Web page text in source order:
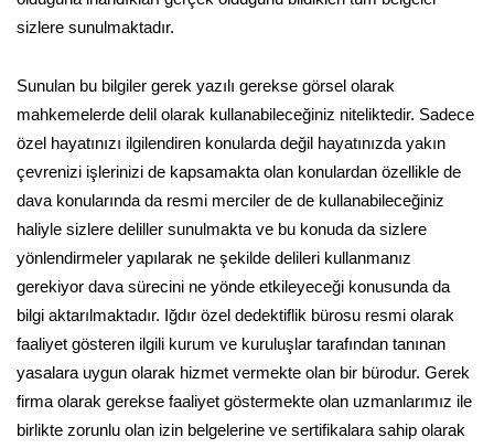
sizlere sunulmaktadır.
Sunulan bu bilgiler gerek yazılı gerekse görsel olarak
mahkemelerde delil olarak kullanabileceğiniz niteliktedir. Sadece
özel hayatınızı ilgilendiren konularda değil hayatınızda yakın
çevrenizi işlerinizi de kapsamakta olan konulardan özellikle de
dava konularında da resmi merciler de de kullanabileceğiniz
haliyle sizlere deliller sunulmakta ve bu konuda da sizlere
yönlendirmeler yapılarak ne şekilde delileri kullanmanız
gerekiyor dava sürecini ne yönde etkileyeceği konusunda da
bilgi aktarılmaktadır. Iğdır özel dedektiflik bürosu resmi olarak
faaliyet gösteren ilgili kurum ve kuruluşlar tarafından tanınan
yasalara uygun olarak hizmet vermekte olan bir bürodur. Gerek
firma olarak gerekse faaliyet göstermekte olan uzmanlarımız ile
birlikte zorunlu olan izin belgelerine ve sertifikalara sahip olarak